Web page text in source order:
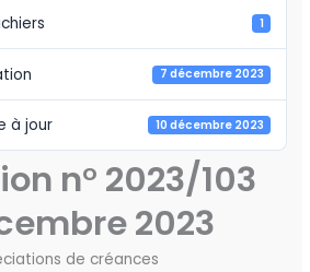
1
7 décembre 2023
à jour 10 décembre 2023
n° 2023/103
2023
de créances